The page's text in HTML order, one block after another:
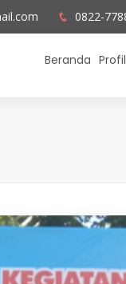
0822-
Beranda Profil